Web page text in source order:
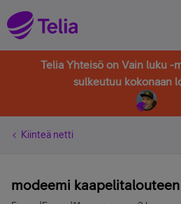
Telia Yhteisö on Vain luku -
sulkeutuu kokonaan
Kiinteä netti
modeemi kaapelitalouteen